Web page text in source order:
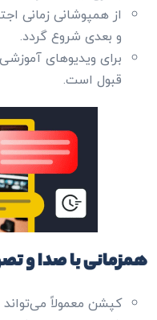
از همپوشانی زمانی
و بعدی شروع گردد.
قبول است.
همزمانی با صدا و
کپشن معمولاً می‌تواند